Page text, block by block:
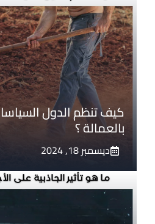
كيف تنظم الدول
بالعمالة ؟
ديسمبر 18, 2024